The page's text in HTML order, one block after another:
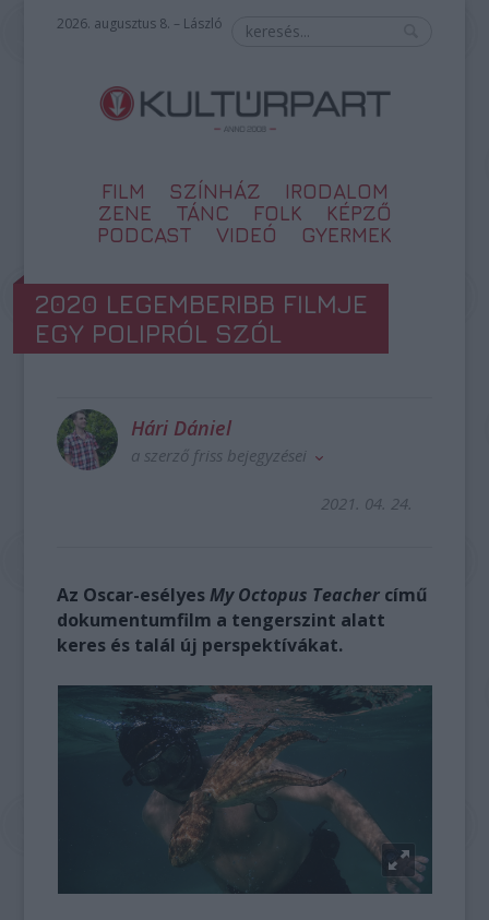
2026. augusztus 8. – László
FILM SZÍNHÁZ
IRODALOM
ZENE
TÁNC FOLK
KÉPZŐ
PODCAST
VIDEÓ GYERMEK
2020 LEGEMBERIBB FILMJE
EGY POLIPRÓL SZÓL
Hári Dániel
a szerző friss bejegyzései
2021. 04. 24.
Az Oscar-esélyesMy Octopus Teacher című
dokumentumfilm a tengerszint alatt
keres és talál új perspektívákat.